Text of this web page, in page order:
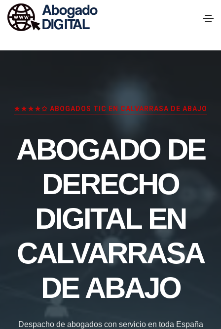
★★★★✩ ABOGADOS TIC EN CALVARRASA DE ABAJO
ABOGADO DE
DERECHO
DIGITAL EN
CALVARRASA
DE ABAJO
Despacho de abogados con servicio en toda España